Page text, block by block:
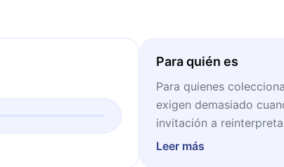
Para quién es
Para quienes
exigen demasiado
invitación a
Leer más